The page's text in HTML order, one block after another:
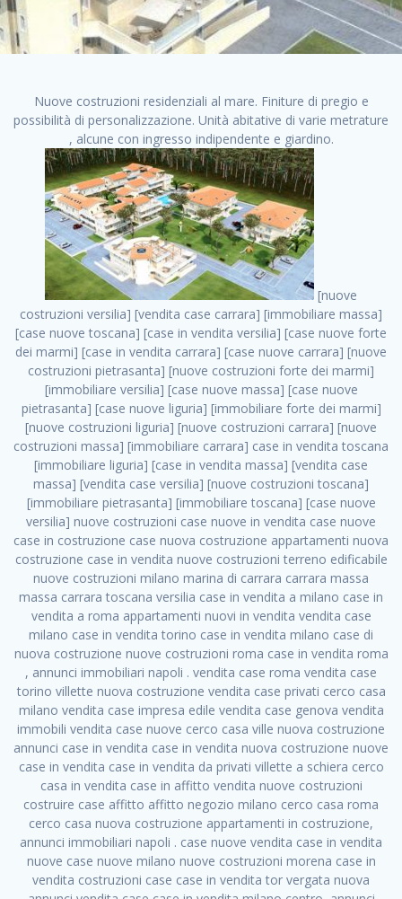
Nuove costruzioni residenziali al mare. Finiture di pregio e
possibilità di personalizzazione. Unità abitative di varie metrature
, alcune con ingresso indipendente e giardino.
[nuove costruzioni versilia] [vendita case carrara] [immobiliare massa] [case nuove toscana] [case in vendita versilia] [case nuove forte dei marmi] [case in vendita carrara] [case nuove carrara] [nuove costruzioni pietrasanta] [nuove costruzioni forte dei marmi] [immobiliare versilia] [case nuove massa] [case nuove pietrasanta] [case nuove liguria] [immobiliare forte dei marmi] [nuove costruzioni liguria] [nuove costruzioni carrara] [nuove costruzioni massa] [immobiliare carrara] case in vendita toscana [immobiliare liguria] [case in vendita massa] [vendita case massa] [vendita case versilia] [nuove costruzioni toscana] [immobiliare pietrasanta] [immobiliare toscana] [case nuove versilia] nuove costruzioni case nuove in vendita case nuove case in costruzione case nuova costruzione appartamenti nuova costruzione case in vendita nuove costruzioni terreno edificabile nuove costruzioni milano marina di carrara carrara massa massa carrara toscana versilia case in vendita a milano case in vendita a roma appartamenti nuovi in vendita vendita case milano case in vendita torino case in vendita milano case di nuova costruzione nuove costruzioni roma case in vendita roma , annunci immobiliari napoli . vendita case roma vendita case torino villette nuova costruzione vendita case privati cerco casa milano vendita case impresa edile vendita case genova vendita immobili vendita case nuove cerco casa ville nuova costruzione annunci case in vendita case in vendita nuova costruzione nuove case in vendita case in vendita da privati villette a schiera cerco casa in vendita case in affitto vendita nuove costruzioni costruire case affitto affitto negozio milano cerco casa roma cerco casa nuova costruzione appartamenti in costruzione, annunci immobiliari napoli . case nuove vendita case in vendita nuove case nuove milano nuove costruzioni morena case in vendita costruzioni case case in vendita tor vergata nuova annunci vendita case case in vendita milano centro, annunci immobiliari napoli . vendita case nuova costruzione case in vendita privati agenzia immobiliare appartamenti di nuova costruzione ville in costruzione case in vendita a opera nuova costruzione nuove costruzioni torino, annunci immobiliari napoli . appartamenti nuovi impresa edile roma trova casa costruzioni nuove appartamenti in affitto cantieri in costruzione, annunci immobiliari napoli . immobiliare nuove costruzioni case in vendita dragona appartamenti in vendita siti vendita case case in vendita roma nord nuovi costruzioni ville nuove in vendita nuove costruzioni in vendita trovocasa cerco casa affitto villette in vendita nuove costruzioni immobiliari nuove costruzioni bologna toscano immobiliare palermo nuovi appartamenti vendita case dragona nuova costruzione case in vendita villaggio prenestino, annunci immobiliari napoli . case in vendita dal costruttore imprese edili torino nuove costruzioni firenze immobiliare case nuove in costruzione toscano immobiliare milano, annunci immobiliari napoli . casanuova case in vendita acilia dragona case in vendita di nuova costruzione case in vendita da costruttore nuove costruzioni eur case e cantieri appartamenti in vendita nuova costruzione case in vendita a dragona roma case in vendita nuove case in costruzione porta portese immobiliare appartamenti cerco casa disperatamente case in vendita torresina cascine in vendita vendita immobili roma, annunci immobiliari napoli . milano nuove costruzioni morena case in vendita costruzioni edili nuove costruzioni catania visure catastali on line gratis nuove costruzioni monza case in costruzione milano, annunci immobiliari napoli . nuove costruzioni boccea vendita immobili milano attico immobiliare roma vendita imprese edili bergamo impresa edile bologna case in vendita a classe appartamento nuovo nuove costruzioni pietralata case costruzione case in vendita roma sud nuove costruzioni residenziali a milano appartamenti nuova costruzione milano case in vendita boccea case in vendita morena nuove costruzioni vendita immobili privati, annunci immobiliari napoli . comprare casa nuova costruzione case in vendita con leasing case in vendita ostia antica case nuova costruzione milano appartamenti nuovi milano case nuove roma nuove costruzioni bari edilizia convenzionata case in vendita a tortona villaggio prenestino case in vendita toscano immobiliare professione casa nuove costruzioni parma impresa costruzioni nuove case nuove costruzioni bergamo vendita immobili torino ville di nuova costruzione solo affitti appartamento nuovo in vendita appartamenti nuova costruzione roma case nuova costruzione roma, annunci immobiliari napoli . nuove costruzioni a milano case in costruzione roma impresa di costruzioni grimaldi immobiliare costruzioni villetta nuova costruzione case in vendita da imprese edili cerco casa a acquisto casa in costruzione nuove costruzioni mare costruzioni immobiliari cantieri nuove costruzioni acquisto casa nuova costruzione nuove costruzioni padova comprare casa in costruzione impresa edile napoli nuove costruzioni pescara casa risorse immobiliari, annunci immobiliari napoli . immobili in costruzione villette nuove villette nuove in vendita gabetti imprese edili verona nuove costruzioni milano sud nuovi immobili nuove costruzioni legnano, annunci immobiliari napoli . cantieri nuove costruzioni milano villa nuova case vendita nuove costruzioni appartamenti in vendita nuovi immobili nuovi costruttori case imprese edili brescia nuovi appartamenti milano case in vendita selva nera casa nuova retecasa case nuova costruzione in vendita monolocale imprese edili firenze imprese edili padova frimm vendita case dragona nuove costruzioni vendita imprese edili parma imprese di costruzioni milano immobiliare toscano frimm immobiliare roma case case dal costruttore acquisto terreno agricolo imprese edili italiane roma vende casa case nuove a milano nuove costruzioni a roma imprese costruzioni roma cerco casa nuova immobili di nuova costruzione case in vendita castelverde roma impresa edile palermo rent to buy roma nuove costruzioni, annunci immobiliari napoli . tempocasa case in vendita a riscatto nuove costruzioni varese nuove costruzioni bolzano vendita case in costruzione nuove costruzioni lecce cantiere milano costruire villa imprese edili treviso impresa edile catania case in vendita roma tiburtina vendita appartamenti nuova costruzione vendita immobili commerciali case nuove in vendita milano nuove costruzioni seregno cerca casa vendita cerco casa milano vendita nuove costruzioni milano ovest vendita case nuove milano imprese edili modena nuove costruzioni milano centro case in vendita aranova nuove abitazioni, annunci immobiliari napoli ., annunci immobiliari napoli . nuove costruzioni brescia nuove costruzioni como appartamenti nuovi in vendita a milano case in vendita bologna nuove costruzioni appartamenti in vendita milano nuova costruzione imprese edili como morena nuove costruzioni nuove costruzioni case vendita appartamenti nuovi nuove costruzioni salerno eurekasa villette in costruzione bilocali nuovi case nuove in vendita a roma case in vendita con permuta nuove costruzioni trento impresa edile varese imprese costruzioni milano imprese edili venezia case in vendita prenestina imprese edili spa nuove costruzioni gallarate roma nuove costruzioni case in nuova costruzione nuovi case nuove in vendita a milano nuove costruzioni loano nuovi cantieri milano imprese edili novara case in vendita roma est imprese di costruzioni roma appartamenti in costruzione milano nuovi cantieri cerco casa vendita milano nuove costruzioni brugherio vendita case da imprese edili imprese edili udine nuove costruzioni direttamente dal costruttore imprese edili vicenza case in vendita a loano nuova costruzione nuove villette prezzi case nuove case in vendita in costruzione compravendita terreno agricolo cantiere, annunci immobiliari napoli . case in vendita milano navigli costruzione nuova casa costruzioni nuove milano nuove costruzioni roma rent to buy nuove costruzioni taranto palazzo in costruzione vendita appartamenti nuova costruzione milano centro costruzioni milano case in vendita milano nuove costruzioni case in vendita milano sud impresa edile como case nuove a roma boccea case in vendita imprese edili trento nuove costruzioni buccinasco case in costruzione a milano nuove costruzioni ripamonti case in vendita a salerno nuove costruzioni nuove residenze milano case nuove vendita milano nuove costruzioni milano nord nuove costruzioni livorno vendita nuove costruzioni roma nuove costruzioni liguria costruzioni roma cerco casa roma vendita nuove costruzioni classe a impresa edile rimini nuovi annunci case in vendita nuove costruzioni magenta todini costruzioni case grezze in vendita vendita appartamenti nuovi milano case in vendita gallaratese milano nuove costruzioni arezzo, annunci immobiliari napoli . case in vendita castelverde case nuove dal costruttore nuovo appartamento nuove costruzioni desenzano imprese edili lombardia imprese edili veneto appartamenti in costruzione roma case vendita pescara nuove costruzioni case in vendita ad acilia imprese edili verona e provincia nuove costruzioni desio appartamenti classe a milano firenze nuove costruzioni pirelli re immobiliare grandi imprese di costruzioni case in vendita torresina roma case in vendita navigli milano nuove costruzioni roma centro nuovecostruzioni appartamenti nuovi a milano impresa edile ancona nuove residenze dragona case in vendita nuove costruzioni brindisi vendita nuove costruzioni milano case in vendita arredate nuove case mila